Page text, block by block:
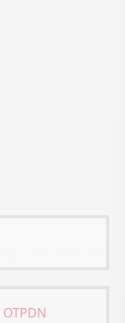
OTPDN